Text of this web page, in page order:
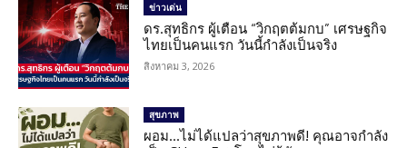
ข่าวเด่น
ดร.สุทธิกร ผู้เตือน “วิกฤตต้มกบ” เศรษฐกิจ
ไทยเป็นคนแรก วันนี้กำลังเป็นจริง
สิงหาคม 3, 2026
สุขภาพ
ผอม…ไม่ได้แปลว่าสุขภาพดี! คุณอาจกำลัง